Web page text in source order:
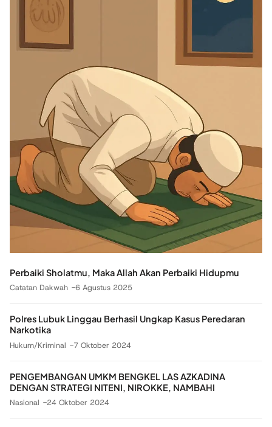
Perbaiki Sholatmu, Maka Allah Akan Perbaiki Hidupmu
Catatan Dakwah 6 Agustus 2025
Polres Lubuk Linggau Berhasil Ungkap Kasus Peredaran
Narkotika
Hukum/Kriminal 7 Oktober 2024
PENGEMBANGAN UMKM BENGKEL LAS AZKADINA
DENGAN STRATEGI NITENI, NIROKKE, NAMBAHI
Nasional 24 Oktober 2024